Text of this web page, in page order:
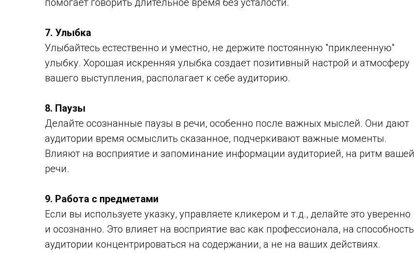
помогает говорить длительное время без усталости.
7. Улыбка
Улыбайтесь естественно и уместно, не держите постоянную "приклеенную"
улыбку. Хорошая искренняя улыбка создает позитивный настрой и атмосферу
вашего выступления, располагает к себе аудиторию.
8. Паузы
Делайте осознанные паузы в речи, особенно после важных мыслей. Они дают
аудитории время осмыслить сказанное, подчеркивают важные моменты.
Влияют на восприятие и запоминание информации аудиторией, на ритм вашей
речи.
9. Работа с предметами
Если вы используете указку, управляете кликером и т.д., делайте это уверенно
и осознанно. Это влияет на восприятие вас как профессионала, на способность
аудитории концентрироваться на содержании, а не на ваших действиях.